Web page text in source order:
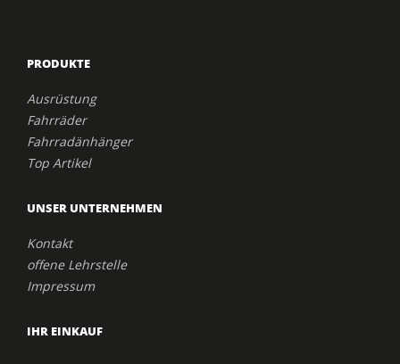
PRODUKTE
Ausrüstung
Fahrräder
Fahrradänhänger
Top Artikel
UNSER UNTERNEHMEN
Kontakt
offene Lehrstelle
Impressum
IHR EINKAUF